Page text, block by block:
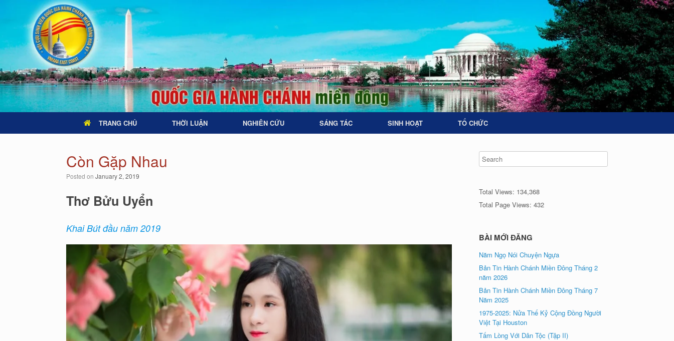
TRANG CHỦ THỜI LUẬN NGHIÊN CỨU SÁNG TÁC SINH HOẠT TỔ CHỨC
Còn Gặp Nhau
Posted on January 2, 2019
Thơ Bửu Uyển
Khai Bút đầu năm 2019
Total Views: 134,368
Total Page Views:432
BÀI MỚI ĐĂNG
Năm Ngọ Nói Chuyện Ngựa
Bản Tin Hành Chánh Miền Đông Tháng 2
năm 2026
Bản Tin Hành Chánh Miền Đông Tháng 7
Năm 2025
1975-2025: Nửa Thế Kỷ Cộng Đồng Người
Việt Tại Houston
Tấm Lòng Với Dân Tộc (Tập II)